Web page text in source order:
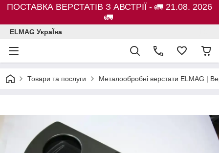
ПОСТАВКА ВЕРСТАТІВ З АВСТРІЇ - 🚛 21.08. 2026
🚛
ELMAG УкраЇна
Товари та послуги Металообробні верстати ELMAG |